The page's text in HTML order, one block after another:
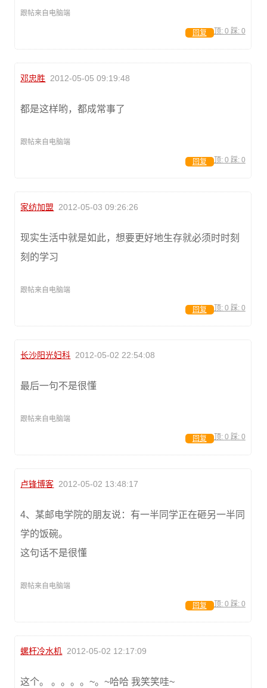
跟帖来自电脑端
顶: 0 踩: 0
回复
邓忠胜 2012-05-05 09:19:48
都是这样哟，都成常事了
跟帖来自电脑端
顶: 0 踩: 0
回复
家纺加盟 2012-05-03 09:26:26
现实生活中就是如此，想要更好地生存就必须时时刻
刻的学习
跟帖来自电脑端
顶: 0 踩: 0
回复
长沙阳光妇科 2012-05-02 22:54:08
最后一句不是很懂
跟帖来自电脑端
顶: 0 踩: 0
回复
卢锋博客 2012-05-02 13:48:17
4、某邮电学院的朋友说：有一半同学正在砸另一半同
学的饭碗。
这句话不是很懂
跟帖来自电脑端
顶: 0 踩: 0
回复
螺杆冷水机 2012-05-02 12:17:09
这个。 。。。。~。~哈哈 我笑笑哇~